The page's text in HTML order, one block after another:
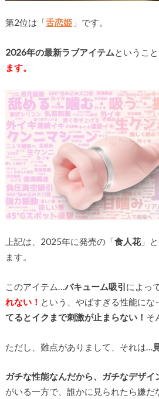
第2位は「舌恋姫 」です。
2026年の最新ラブアイテムというこ
ます。
上記は、2025年に発売の「食人花」
ます。
このアイテム…バキューム吸引によって
れない！ という、やばすぎる性能にな
てるとイクまで刺激が止まらない！ そ
ただし、難点がありまして、それは…
ガチな性能なんだから、ガチなデザイ
がいる一方で、誰かに見られたら嫌